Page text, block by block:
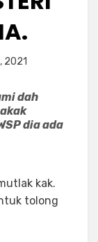
2021
dah
dia ada
kak.
tolong